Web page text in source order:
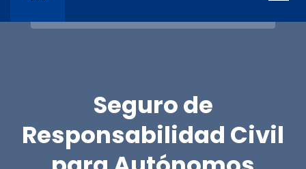
Seguro de
Responsabilidad Civil